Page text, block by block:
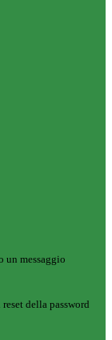
un messaggio
della password